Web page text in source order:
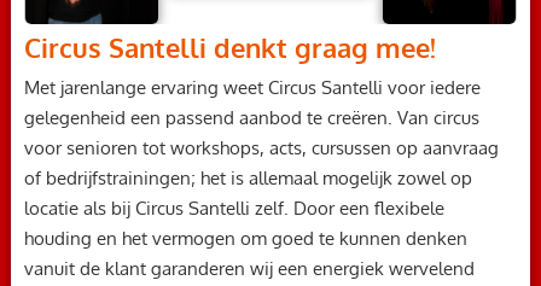
Circus Santelli denkt graag mee!
Met jarenlange ervaring weet Circus Santelli voor iedere
gelegenheid een passend aanbod te creëren. Van circus
voor senioren tot workshops, acts, cursussen op aanvraag
of bedrijfstrainingen; het is allemaal mogelijk zowel op
locatie als bij Circus Santelli zelf. Door een flexibele
houding en het vermogen om goed te kunnen denken
vanuit de klant garanderen wij een energiek wervelend